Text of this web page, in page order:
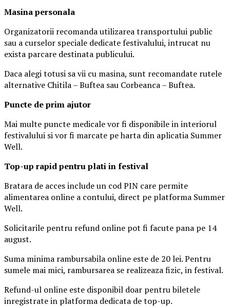
Masinapersonala
Organizatorii recomanda utilizarea transportului public
sau a curselor speciale dedicate festivalului, intrucat nu
exista parcare destinata publicului.
Daca alegi totusi sa vii cu masina, sunt recomandate rutele
alternative Chitila – Buftea sau Corbeanca – Buftea.
Puncte de prim ajutor
Mai multe puncte medicale vor fi disponibile in interiorul
festivalului si vor fi marcate pe harta din aplicatia Summer
Well.
Top-up rapid pentru plati in festival
Bratara de acces include un cod PIN care permite
alimentarea online a contului, direct pe platforma Summer
Well.
Solicitarile pentru refund online pot fi facute pana pe 14
august.
Suma minima rambursabila online este de 20 lei. Pentru
sumele mai mici, rambursarea se realizeaza fizic, in festival.
Refund-ul online este disponibil doar pentru biletele
inregistrate in platforma dedicata de top-up.